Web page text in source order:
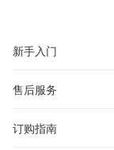
新手入门
售后服务
订购指南